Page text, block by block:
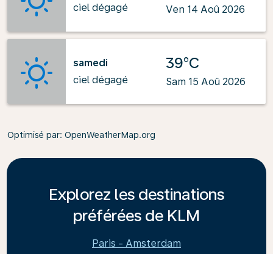
ciel dégagé
Ven 14 Aoû 2026
samedi
ciel dégagé
39°C
Sam 15 Aoû 2026
Optimisé par: OpenWeatherMap.org
Explorez les destinations
préférées de KLM
Paris - Amsterdam